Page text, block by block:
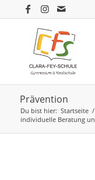
Archiv für die
Prävention
Du bist hier: Startseite /
individuelle Beratung